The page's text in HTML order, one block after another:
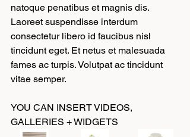
natoque penatibus et magnis dis.
Laoreet suspendisse interdum
consectetur libero id faucibus nisl
tincidunt eget. Et netus et malesuada
fames ac turpis. Volutpat ac tincidunt
vitae semper.
YOU CAN INSERT VIDEOS,
GALLERIES + WIDGETS